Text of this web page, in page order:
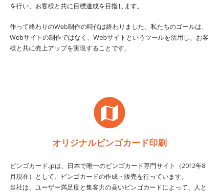
を行い、お客様と共に目標達成を目指します。
作って終わりのWeb制作の時代は終わりました。私たちのゴールは、
Webサイトの制作ではなく、Webサイトというツールを活用し、お客
様と共に売上アップを実現することです。
オリジナルビンゴカード印刷
ビンゴカード.jpは、日本で唯一のビンゴカード専門サイト（2012年8
月現在）として、ビンゴカードの作成・販売を行っています。
当社は、ユーザー満足度と集客力の高いビンゴカードによって、人と